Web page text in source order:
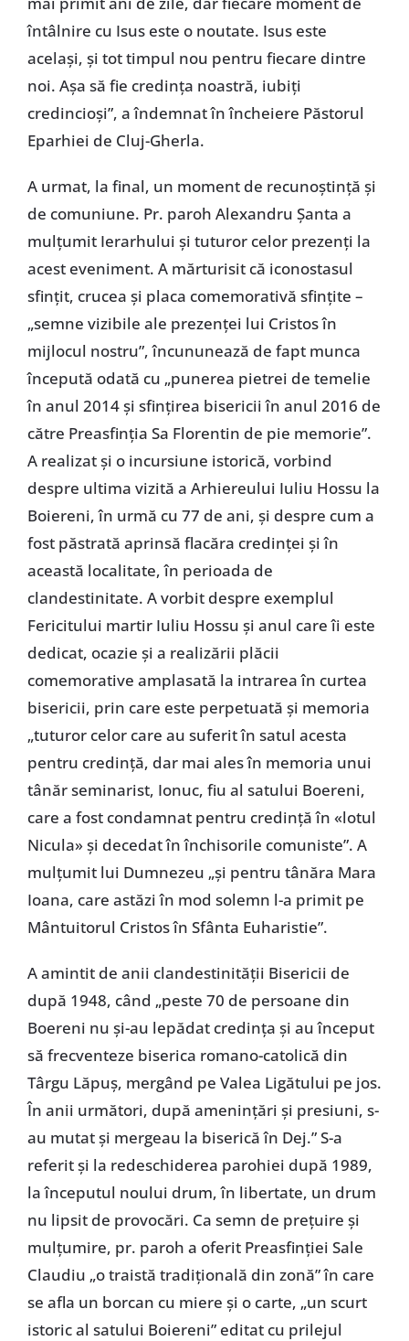
întâlnire cu Isus este o noutate. Isus este
același, și tot timpul nou pentru fiecare dintre
noi. Așa să fie credința noastră, iubiți
credincioși”, a îndemnat în încheiere Păstorul
Eparhiei de Cluj-Gherla.
A urmat, la final, un moment de recunoștință și
de comuniune. Pr. paroh Alexandru Șanta a
mulțumit Ierarhului și tuturor celor prezenți la
acest eveniment. A mărturisit că iconostasul
sfințit, crucea și placa comemorativă sfințite –
„semne vizibile ale prezenței lui Cristos în
mijlocul nostru”, încununează de fapt munca
începută odată cu „punerea pietrei de temelie
în anul 2014 și sfințirea bisericii în anul 2016 de
către Preasfinția Sa Florentin de pie memorie”.
A realizat și o incursiune istorică, vorbind
despre ultima vizită a Arhiereului Iuliu Hossu la
Boiereni, în urmă cu 77 de ani, și despre cum a
fost păstrată aprinsă flacăra credinței și în
această localitate, în perioada de
clandestinitate. A vorbit despre exemplul
Fericitului martir Iuliu Hossu și anul care îi este
dedicat, ocazie și a realizării plăcii
comemorative amplasată la intrarea în curtea
bisericii, prin care este perpetuată și memoria
„tuturor celor care au suferit în satul acesta
pentru credință, dar mai ales în memoria unui
tânăr seminarist, Ionuc, fiu al satului Boereni,
care a fost condamnat pentru credință în «lotul
Nicula» și decedat în închisorile comuniste”. A
mulțumit lui Dumnezeu „și pentru tânăra Mara
Ioana, care astăzi în mod solemn l-a primit pe
Mântuitorul Cristos în Sfânta Euharistie”.
A amintit de anii clandestinității Bisericii de
după 1948, când „peste 70 de persoane din
Boereni nu și-au lepădat credința și au început
să frecventeze biserica romano-catolică din
Târgu Lăpuș, mergând pe Valea Ligătului pe jos.
În anii următori, după amenințări și presiuni, s-
au mutat și mergeau la biserică în Dej.” S-a
referit și la redeschiderea parohiei după 1989,
la începutul noului drum, în libertate, un drum
nu lipsit de provocări. Ca semn de prețuire și
mulțumire, pr. paroh a oferit Preasfinției Sale
Claudiu „o traistă tradițională din zonă” în care
se afla un borcan cu miere și o carte, „un scurt
istoric al satului Boiereni” editat cu prilejul